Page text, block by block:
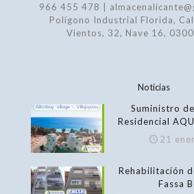
966 455 478 |
Polígono Industrial Florida,
Vientos, 32, Nave 16,
Noticias
Suministro
Residencial
21
Rehabilitación
Fassa